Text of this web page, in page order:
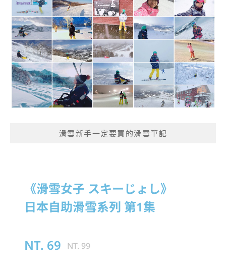
滑雪新手一定要買的滑雪筆記